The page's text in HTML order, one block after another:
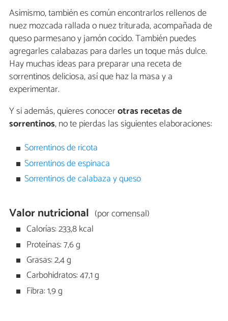
Asimismo, también es común encontrarlos rellenos de
nuez mozcada rallada o nuez triturada, acompañada de
queso parmesano y jamón cocido. También puedes
agregarles calabazas para darles un toque más dulce.
Hay muchas ideas para preparar una receta de
sorrentinos deliciosa, así que haz la masa y a
experimentar.
Y si además, quieres conocerotras recetas de
sorrentinos, no te pierdas las siguientes elaboraciones:
Sorrentinos de ricota
Sorrentinos de espinaca
Sorrentinos de calabaza y queso
Valor nutricional (por comensal)
Calorías: 233,8 kcal
Proteínas: 7,6 g
Grasas: 2,4 g
Carbohidratos: 47,1 g
Fibra: 1,9 g